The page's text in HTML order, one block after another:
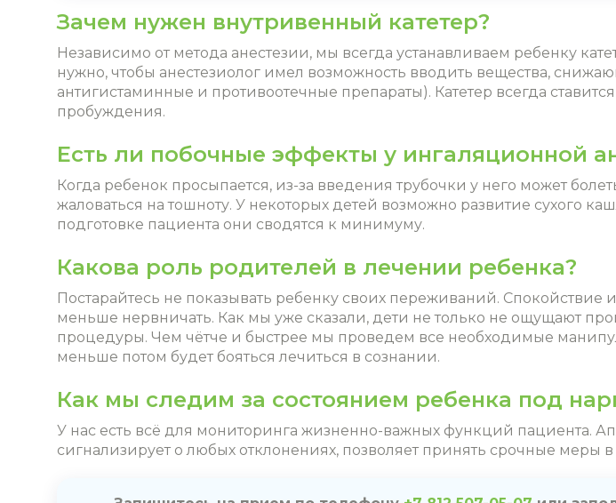
Зачем нужен внутривенный катетер?
Независимо от метода анестезии, мы всегда устанавливаем ребенку
нужно, чтобы анестезиолог имел возможность вводить вещества,
антигистаминные и противоотечные препараты). Катетер всегда
пробуждения.
Есть ли побочные эффекты у ингаляционной
Когда ребенок просыпается, из-за введения трубочки у него может
жаловаться на тошноту. У некоторых детей возможно развитие сухого
подготовке пациента они сводятся к минимуму.
Какова роль родителей в лечении ребенка?
Постарайтесь не показывать ребенку своих переживаний.
меньше нервничать. Как мы уже сказали, дети не только не ощущают
процедуры. Чем чётче и быстрее мы проведем все необходимые
меньше потом будет бояться лечиться в сознании.
Как мы следим за состоянием ребенка под
У нас есть всё для мониторинга жизненно-важных функций пациента.
сигнализирует о любых отклонениях, позволяет принять срочные меры